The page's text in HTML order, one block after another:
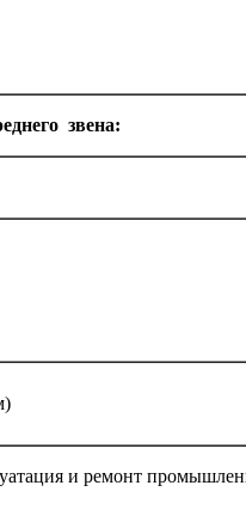
звена:
и ремонт